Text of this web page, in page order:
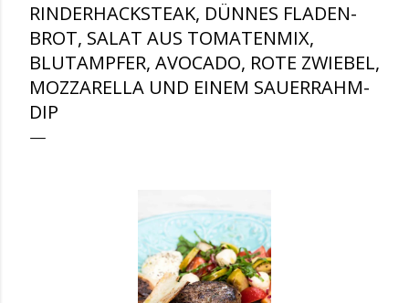
RINDERHACKSTEAK, DÜNNES FLADEN-
BROT, SALAT AUS TOMATENMIX,
BLUTAMPFER, AVOCADO, ROTE ZWIEBEL,
MOZZARELLA UND EINEM SAUERRAHM-
DIP